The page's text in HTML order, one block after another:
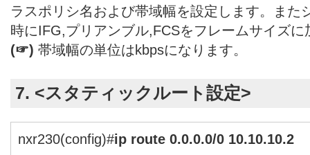
ラスポリシ名および帯域幅を設定します。また
時にIFG,プリアンブル,FCSをフレームサイズ
(☞) 帯域幅の単位はkbpsになります。
7. <スタティックルート設定>
nxr230(config)#ip route 0.0.0.0/0 10.10.10.2